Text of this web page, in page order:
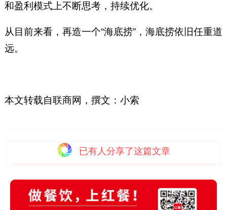
和盈利模式上不断思考，持续优化。
从目前来看，再造一个“海底捞”，海底捞依旧任重道
远。
本文转载自联商网，撰文：小索
已有 人分享了这篇文章